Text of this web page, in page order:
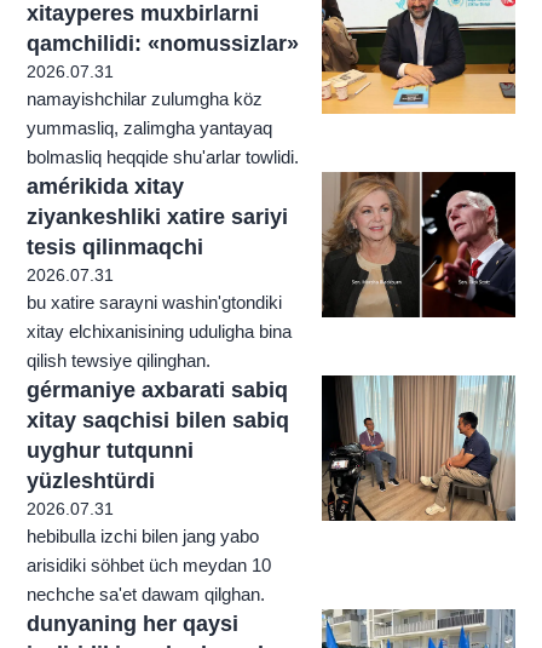
xitayperes muxbirlarni
qamchilidi: «nomussizlar»
2026.07.31
namayishchilar zulumgha köz
yummasliq, zalimgha yantayaq
bolmasliq heqqide shu'arlar towlidi.
amérikida xitay
ziyankeshliki xatire sariyi
tesis qilinmaqchi
2026.07.31
bu xatire sarayni washin'gtondiki
xitay elchixanisining uduligha bina
qilish tewsiye qilinghan.
gérmaniye axbarati sabiq
xitay saqchisi bilen sabiq
uyghur tutqunni
yüzleshtürdi
2026.07.31
hebibulla izchi bilen jang yabo
arisidiki söhbet üch meydan 10
nechche sa'et dawam qilghan.
dunyaning her qaysi